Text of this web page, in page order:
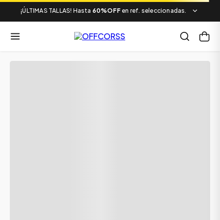
¡ÚLTIMAS TALLAS! Hasta 60%OFF en ref. seleccionadas.